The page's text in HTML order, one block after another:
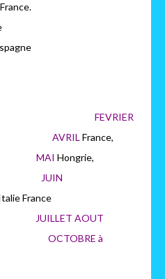
France.
France. FEVRIER
AVRIL France,
MAI Hongrie,
JUIN
Italie France
JUILLET AOUT
OCTOBRE à